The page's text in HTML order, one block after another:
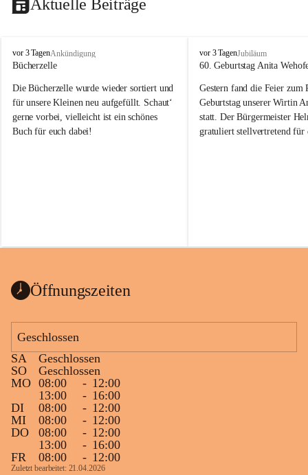
Aktuelle Beiträge
T
o
a
j
vor 3 TagenAnkündigung
Bücherzelle
Die Bücherzelle wurde wieder sortiert und
für unsere Kleinen neu aufgefüllt. Schaut‘
gerne vorbei, vielleicht ist ein schönes
Buch für euch dabei!
Wanduhr (!) benutzt und musste
Das Gemeindeamt freut sich sehr über die
Spende >lesenswerter< Bücher und
vorsortiert in die Bücherzelle eingeräumt
werden können.
Gleichzeitig möchten wir uns bei all Jenen
sehr herzlich bedanken, die bereits viele
tolle Bücher spendiert haben.
T
o
a
j
vor 3 TagenJubiläum
60. Geburtstag Anita
Gestern fand die Feier zum
Geburtstag unserer Wirtin
statt. Der Bürgermeister
gratuliert stellvertretend für
Gesundheit, Gelassenheit
Öffnungszeiten
Geschlossen
SA
Geschlossen
SO
Geschlossen
MO 08:00 - 12:00
13:00
- 16:00
DI
08:00 - 12:00
MI
08:00 - 12:00
DO
08:00 - 12:00
13:00
- 16:00
FR
08:00 - 12:00
Zuletzt bearbeitet: 21.04.2026